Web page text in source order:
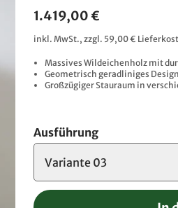
1.419,00 €
inkl. MwSt., zzgl. 59,00 €
Massives Wildeichenholz mit
Geometrisch geradliniges
Großzügiger Stauraum in
Ausführung
Variante 03